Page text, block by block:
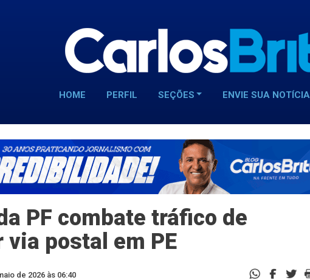
HOME PERFIL SEÇÕES ENVIE SUA NOTÍCIA
PF combate tráfico de
via postal em PE
de 2026 às 06:40